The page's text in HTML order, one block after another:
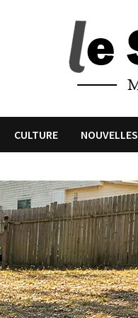
CULTURE NOUVELLES